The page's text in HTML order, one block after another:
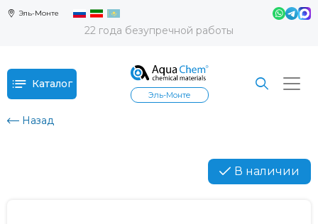
Эль-Монте
22 года безупречной работы
Каталог
Эль-Монте
Назад
В наличии